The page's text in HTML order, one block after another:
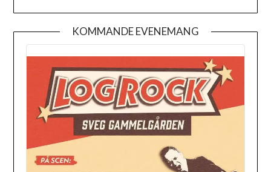
KOMMANDE EVENEMANG